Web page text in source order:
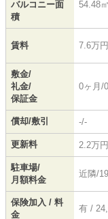
バルコニー面
積
54.48
賃料 7.6万円
敷金/
礼金/
保証金
0ヶ月/
償却/敷引 -/-
更新料 2.2万円
駐車場/
月額料金
近隣/
保険加入 / 料
金
有 /